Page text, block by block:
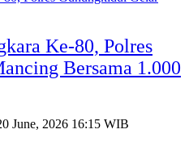
Ke-80, Polres
Bersama 1.000
June, 2026 16:15 WIB